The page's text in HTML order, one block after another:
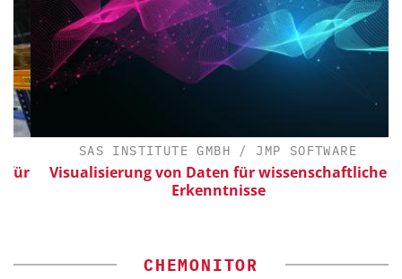
SAS INSTITUTE GMBH / JMP SOFTWARE
Visualisierung von Daten für wissenschaftliche
Erkenntnisse
CHEMONITOR